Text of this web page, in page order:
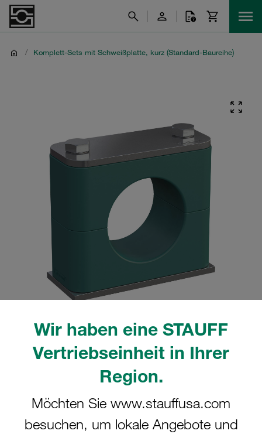
Wir haben eine STAUFF
Vertriebseinheit in Ihrer
Region.
Möchten Sie www.stauffusa.com
besuchen, um lokale Angebote und
/ Komplett-Sets mit Schweißplatte, kurz (Standard-Baureihe)
tatsächlichen Produkt abweichen.
Mehr anzeigen
Komplettschelle Standard-Baureihe Gr.
7 Ø60,3mm Polypropylen W5
Anschweißpl., kurz Deckpl., AS-